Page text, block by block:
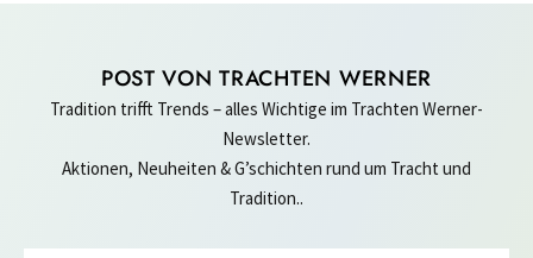
POST VON TRACHTEN WERNER
Tradition trifft Trends – alles Wichtige im Trachten Werner-
Newsletter.
Aktionen, Neuheiten & G’schichten rund um Tracht und
Tradition..